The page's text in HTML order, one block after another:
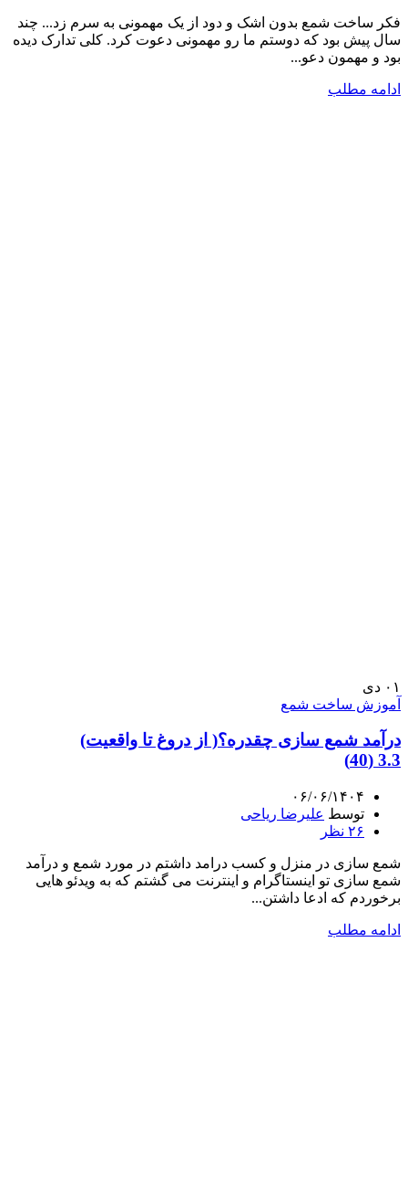
فکر ساخت شمع بدون اشک و دود از یک مهمونی به سرم زد... چند
سال پیش بود که دوستم ما رو مهمونی دعوت کرد. کلی تدارک دیده
بود و مهمون دعو...
ادامه مطلب
۰۱ دی
آموزش ساخت شمع
درآمد شمع سازی چقدره؟( از دروغ تا واقعیت)
3.3 (40)
۰۶/۰۶/۱۴۰۴
توسط علیرضا ریاحی
۲۶ نظر
شمع سازی در منزل و کسب درامد داشتم در مورد شمع و درآمد
شمع سازی تو اینستاگرام و اینترنت می گشتم که به ویدئو هایی
برخوردم که ادعا داشتن...
ادامه مطلب